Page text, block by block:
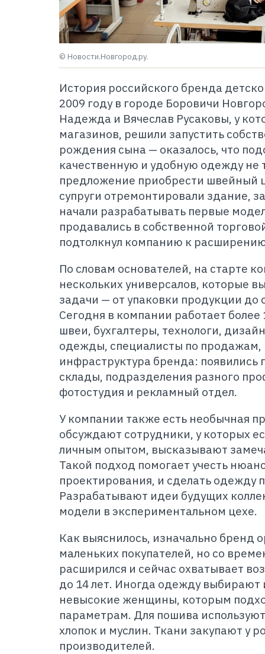
© Новости.Новгород.ру.
История российского бренда
2009 году в городе Боровичи
Надежда и Вячеслав Русаковы, у
магазинов, решили запустить
рождения сына — оказалось, что
качественную и удобную одежду не
предложение приобрести швейный
супруги отремонтировали здание,
начали разрабатывать первые
продавались в собственной
подтолкнул компанию к
По словам основателей, на старте
нескольких универсалов, которые
задачи — от упаковки продукции до
Сегодня в компании работает
швеи, бухгалтеры, технологи,
одежды, специалисты по продажам,
инфраструктура бренда: появились
склады, подразделения разного
фотостудия и рекламный отдел.
У компании также есть необычная
обсуждают сотрудники, у которых
личным опытом, высказывают
Такой подход помогает учесть
проектирования, и сделать одежду
Разрабатывают идеи будущих
модели в экспериментальном цехе.
Как выяснилось, изначально бренд
маленьких покупателей, но со
расширился и сейчас охватывает
до 14 лет. Иногда одежду
невысокие женщины, которым
параметрам. Для пошива
хлопок и муслин. Ткани закупают у
производителей.